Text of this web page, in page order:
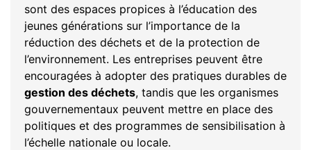
sont des espaces propices à l’éducation des
jeunes générations sur l’importance de la
réduction des déchets et de la protection de
l’environnement. Les entreprises peuvent être
encouragées à adopter des pratiques durables de
gestion des déchets, tandis que les organismes
gouvernementaux peuvent mettre en place des
politiques et des programmes de sensibilisation à
l’échelle nationale ou locale.